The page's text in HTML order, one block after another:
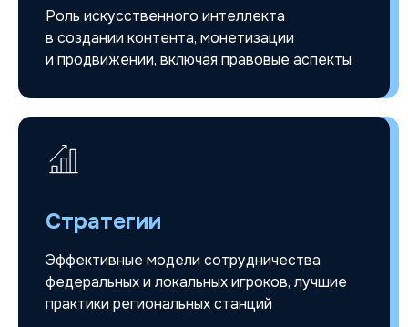
Роль искусственного интеллекта
в создании контента, монетизации
и продвижении, включая правовые аспекты
Стратегии
Эффективные модели сотрудничества
федеральных и локальных игроков, лучшие
практики региональных станций